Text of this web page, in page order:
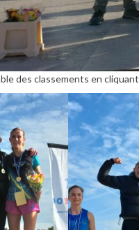
des classements en cliquant